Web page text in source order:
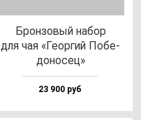
Брон­зо­вый на­бор
для чая «Геор­гий Побе­
до­но­сец»
23 900 руб